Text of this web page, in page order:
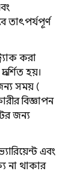
তাৎপর্যপূর্ণ
করা
হয়।
সময় (
বিজ্ঞাপন
জন্য
এবং
না থাকার